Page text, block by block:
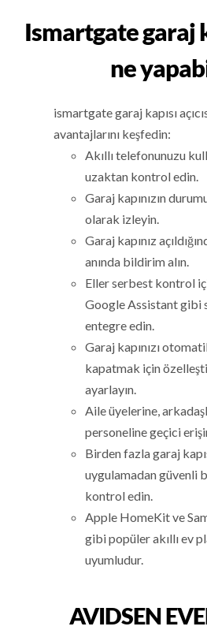
Ismartgate garaj
ne
ismartgate garaj kapısı
avantajlarını keşfedin:
Akıllı telefonunuzu
uzaktan kontrol edin.
Garaj kapınızın
olarak izleyin.
Garaj kapınız
anında bildirim alın.
Eller serbest kontrol
Google Assistant gibi
entegre edin.
Garaj kapınızı
kapatmak için
ayarlayın.
Aile üyelerine,
personeline geçici
Birden fazla garaj
uygulamadan güvenli
kontrol edin.
Apple HomeKit ve
gibi popüler akıllı ev
uyumludur.
AVIDSEN